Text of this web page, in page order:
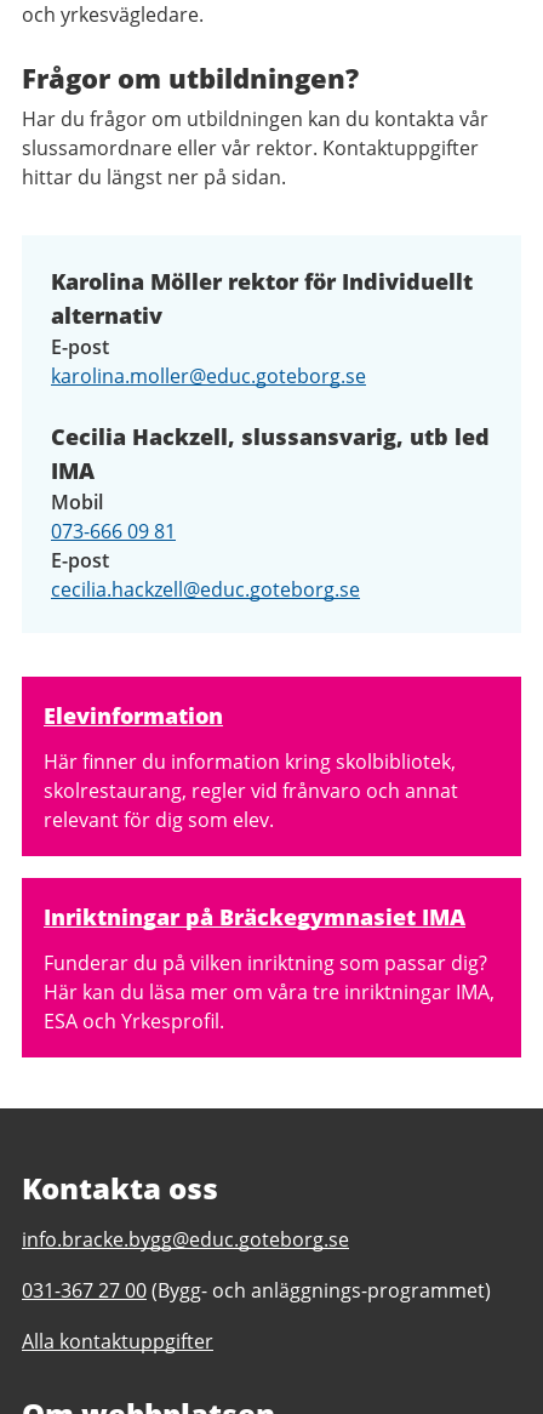
och yrkesvägledare.
Frågor om utbildningen?
Har du frågor om utbildningen kan du kontakta vår
slussamordnare eller vår rektor. Kontaktuppgifter
hittar du längst ner på sidan.
Karolina Möller rektor för Individuellt
alternativ
E-post
karolina.moller@educ.goteborg.se
Cecilia Hackzell, slussansvarig, utb led
IMA
Mobil
073-666 09 81
E-post
cecilia.hackzell@educ.goteborg.se
Relaterad
Elevinformation
Här finner du information kring skolbibliotek,
skolrestaurang, regler vid frånvaro och annat
relevant för dig som elev.
Inriktningar på Bräckegymnasiet IMA
Funderar du på vilken inriktning som passar dig?
Här kan du läsa mer om våra tre inriktningar IMA,
ESA och Yrkesprofil.
Kontakta oss
E-
till
Bräckegymnasiet
Bygg-
info.bracke.bygg@educ.goteborg.se
Telefonnummer
Bräckegymnasiet
och
031-367 27 00(Bygg- och anläggnings-programmet)
Alla kontaktuppgifter